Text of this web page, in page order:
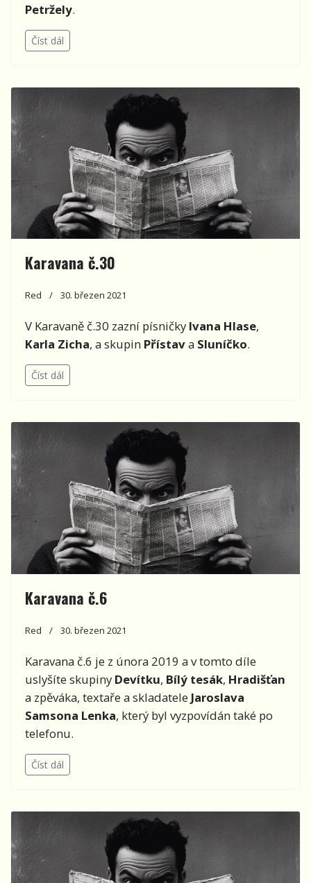
Petržely.
Číst dál
Karavana č.30
Red 30. březen 2021
V Karavaně č.30 zazní písničky Ivana Hlase,
Karla Zicha, a skupin Přístava Sluníčko.
Číst dál
Karavana č.6
Red 30. březen 2021
Karavana č.6 je z února 2019 a v tomto díle
uslyšíte skupiny Devítku, Bílý tesák, Hradišťan
a zpěváka, textaře a skladatele Jaroslava
Samsona Lenka, který byl vyzpovídán také po
telefonu.
Číst dál